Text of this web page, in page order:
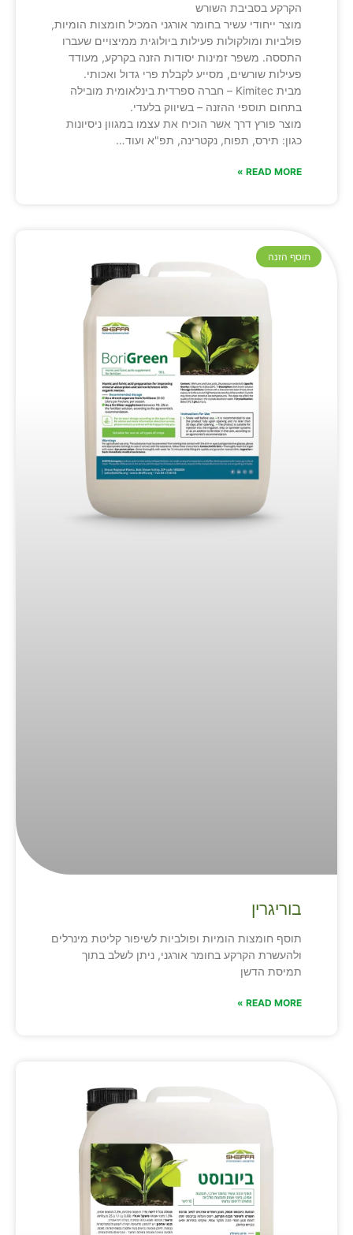
הקרקע בסביבת השורש
מוצר ייחודי עשיר בחומר אורגני המכיל חומצות הומיות,
פולביות ומולקולות פעילות ביולוגית ממיצויים שעברו
התססה. משפר זמינות יסודות הזנה בקרקע, מעודד
פעילות שורשים, מסייע לקבלת פרי גדול ואכותי.
מבית Kimitec – חברה ספרדית בינלאומית מובילה
בתחום תוספי ההזנה – בשיווק בלעדי.
מוצר פורץ דרך אשר הוכיח את עצמו במגוון ניסיונות
כגון: תירס, תפוח, נקטרינה, תפ"א ועוד…
READ MORE »
תוסף הזנה
בוריגרין
תוסף חומצות הומיות ופולביות לשיפור קליטת מינרלים
ולהעשרת הקרקע בחומר אורגני, ניתן לשלב בתוך
תמיסת הדשן
READ MORE »